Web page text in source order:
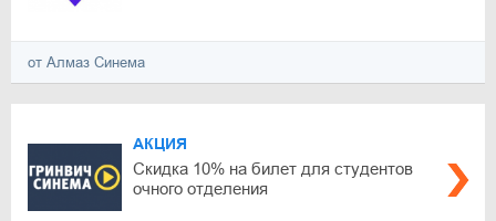
от Алмаз Синема
АКЦИЯ
Скидка 10% на билет для студентов
очного отделения